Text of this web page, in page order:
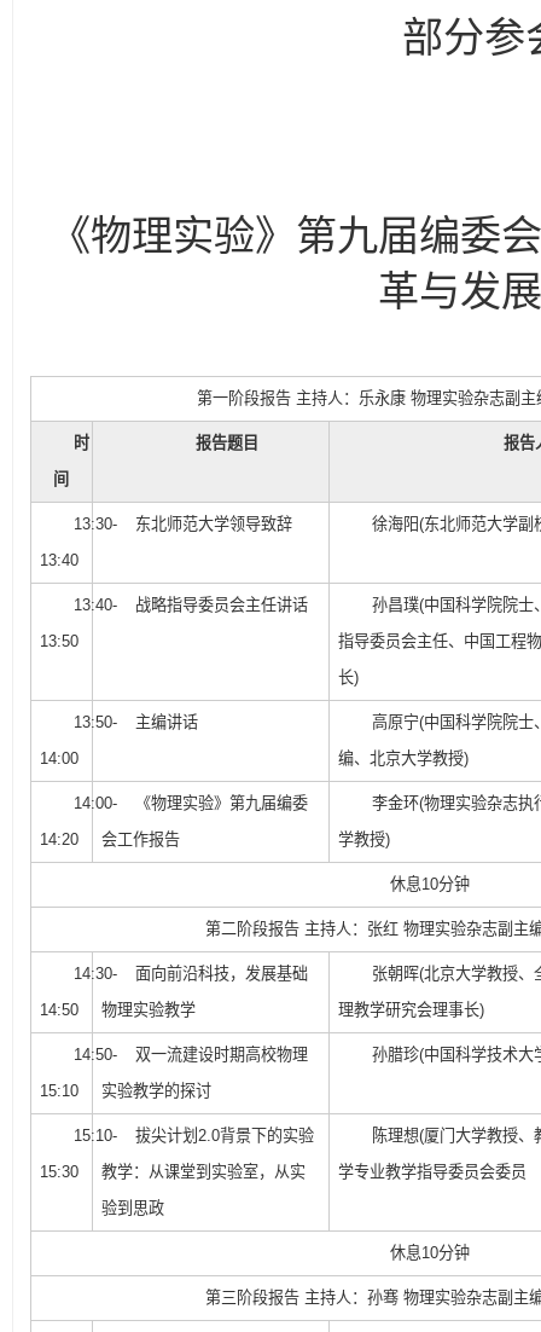
部分参
《物理实验》第九届编委
革与发
第一阶段报告 主持人：乐永康 物理实验杂志副
时
间
报告题目 报告
13:30-
13:40
东北师范大学领导致辞 徐海阳(东北师范大学副
13:40-
13:50
战略指导委员会主任讲话
孙昌璞(中国科学院院士
指导委员会主任、中国工程
长)
13:50-
14:00
主编讲话
高原宁(中国科学院院士
编、北京大学教授)
14:00-
14:20
《物理实验》第九届编委
会工作报告
李金环(物理实验杂志执
学教授)
休息10分钟
第二阶段报告 主持人：张红 物理实验杂志副主
14:30-
14:50
面向前沿科技，发展基础
物理实验教学
张朝晖(北京大学教授、
理教学研究会理事长)
14:50-
15:10
双一流建设时期高校物理
实验教学的探讨
孙腊珍(中国科学技术大
15:10-
15:30
拔尖计划2.0背景下的实验
教学：从课堂到实验室，从实
验到思政
陈理想(厦门大学教授、
学专业教学指导委员会委员
休息10分钟
第三阶段报告 主持人：孙骞 物理实验杂志副主